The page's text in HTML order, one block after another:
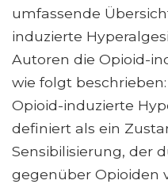
umfassende
induzierte
Autoren die Opioid-
wie folgt beschrieben:
Opioid-induzierte
definiert als ein
Sensibilisierung, der
gegenüber Opioiden